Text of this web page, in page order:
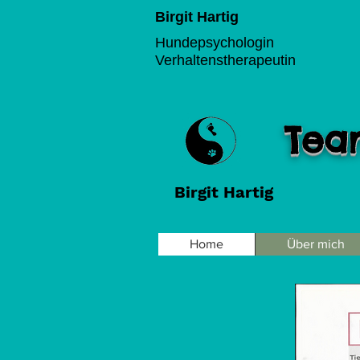
Birgit Hartig
Hundepsychologin
Verhaltenstherapeutin
Home Über mich
Birgit Hartig